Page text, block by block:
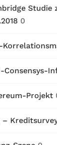
Studie
0
Consensys-
Projekt
–